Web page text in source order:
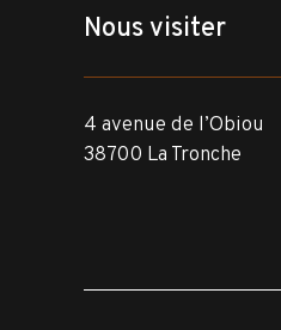
Nous visiter
4 avenue de l’Obiou
38700 La Tronche